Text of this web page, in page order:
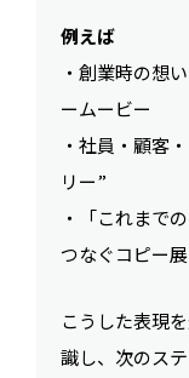
例えば
・創業時の想
ームービー
・社員・顧客
リー”
・「これまで
つなぐコピー
こうした表現
識し、次のス